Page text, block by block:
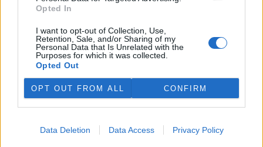
Opted In
I want to opt-out of Collection, Use,
Retention, Sale, and/or Sharing of my
Personal Data that Is Unrelated with the
Purposes for which it was collected.
Opted Out
OPT OUT FROM ALL CONFIRM
Data Deletion Data Access Privacy Policy
2.8.2026 18:12 | KŘIČEŇ (ČTK)
běžných zemědělských plodin.
Zatímco obilí zvládnou
zemědělci sklidit během
několika týdnů, u bylinek práce trvá měsíce. V Křični na Pardubicku
o tom vědí své, na Statku Junek vrcholí jedna z nejnáročnějších
částí sezony. ČTK to řekla majitelka hospodářství Iva Junková.
makiho trpasličího